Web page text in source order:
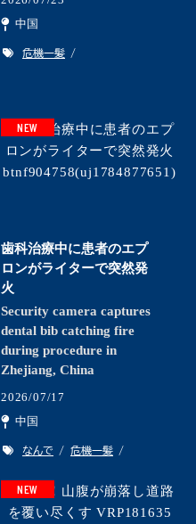
中国
危機一髪
NEW
歯科治療中に患者のエプ
ロンがライターで突然発
火
Security camera captures
dental bib catching fire
during procedure in
Zhejiang, China
2026/07/17
中国
なんで 危機一髪
NEW